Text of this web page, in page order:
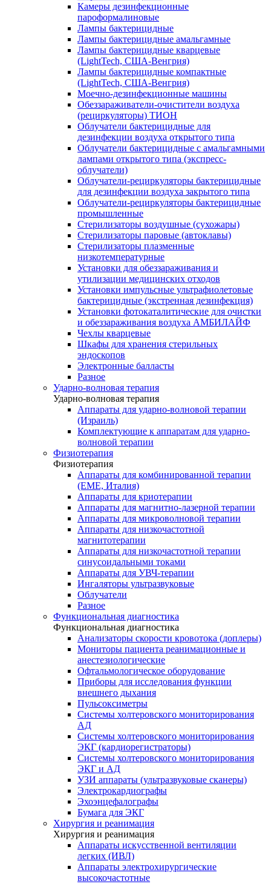
Камеры дезинфекционные
пароформалиновые
Лампы бактерицидные
Лампы бактерицидные амальгамные
Лампы бактерицидные кварцевые
(LightTech, США-Венгрия)
Лампы бактерицидные компактные
(LightTech, США-Венгрия)
Моечно-дезинфекционные машины
Обеззараживатели-очистители воздуха
(рециркуляторы) ТИОН
Облучатели бактерицидные для
дезинфекции воздуха открытого типа
Облучатели бактерицидные с амальгамными
лампами открытого типа (экспресс-
облучатели)
Облучатели-рециркуляторы бактерицидные
для дезинфекции воздуха закрытого типа
Облучатели-рециркуляторы бактерицидные
промышленные
Стерилизаторы воздушные (сухожары)
Стерилизаторы паровые (автоклавы)
Стерилизаторы плазменные
низкотемпературные
Установки для обеззараживания и
утилизации медицинских отходов
Установки импульсные ультрафиолетовые
бактерицидные (экстренная дезинфекция)
Установки фотокаталитические для очистки
и обеззараживания воздуха АМБИЛАЙФ
Чехлы кварцевые
Шкафы для хранения стерильных
эндоскопов
Электронные балласты
Разное
Ударно-волновая терапия
Ударно-волновая терапия
Аппараты для ударно-волновой терапии
(Израиль)
Комплектующие к аппаратам для ударно-
волновой терапии
Физиотерапия
Физиотерапия
Аппараты для комбинированной терапии
(EME, Италия)
Аппараты для криотерапии
Аппараты для магнитно-лазерной терапии
Аппараты для микроволновой терапии
Аппараты для низкочастотной
магнитотерапии
Аппараты для низкочастотной терапии
синусоидальными токами
Аппараты для УВЧ-терапии
Ингаляторы ультразвуковые
Облучатели
Разное
Функциональная диагностика
Функциональная диагностика
Анализаторы скорости кровотока (доплеры)
Мониторы пациента реанимационные и
анестезиологические
Офтальмологическое оборудование
Приборы для исследования функции
внешнего дыхания
Пульсоксиметры
Системы холтеровского мониторирования
АД
Системы холтеровского мониторирования
ЭКГ (кардиорегистраторы)
Системы холтеровского мониторирования
ЭКГ и АД
УЗИ аппараты (ультразвуковые сканеры)
Электрокардиографы
Эхоэнцефалографы
Бумага для ЭКГ
Хирургия и реанимация
Хирургия и реанимация
Аппараты искусственной вентиляции
легких (ИВЛ)
Аппараты электрохирургические
высокочастотные